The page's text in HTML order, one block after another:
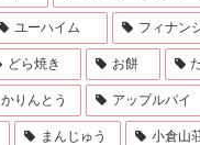
ユーハイム フィナン
どら焼き お餅
かりんとう アップルパイ
まんじゅう 小倉山